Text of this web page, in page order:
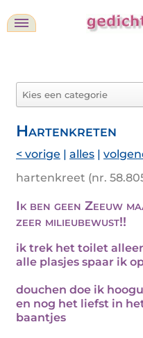
Hartenkreten
< vorige | alles |
hartenkreet (nr.
Ik ben geen Zeeuw
zeer milieubewust!!
ik trek het toilet
alle plasjes spaar ik
douchen doe ik
en nog het liefst in
baantjes